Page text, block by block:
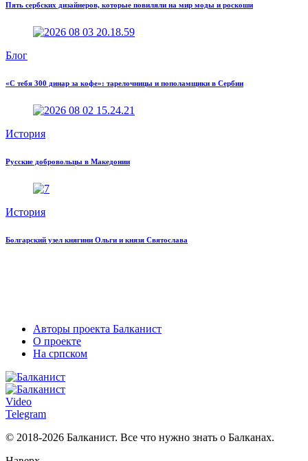
Пять сербских дизайнеров, которые повиляли на мир моды и роскоши
Блог
«С тебя 300 динар за кофе»: тарелочницы и пополамщики в Сербии
История
Русские добровольцы в Македонии
История
Болгарский узел княгини Ольги и князя Святослава
Авторы проекта Балканист
О проекте
На српском
Video
Telegram
© 2018-2026 Балканист. Все что нужно знать о Балканах.